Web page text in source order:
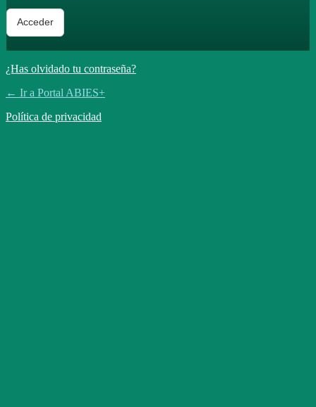
¿Has olvidado tu contraseña?
← Ir a Portal ABIES+
Política de privacidad